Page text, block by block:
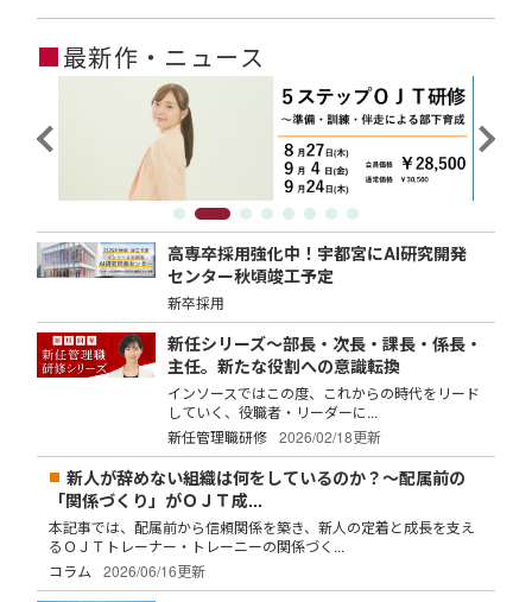
■最新作・ニュース
高専卒採用強化中！宇都宮にAI研究開発
センター秋頃竣工予定
新卒採用
新任シリーズ～部長・次長・課長・係長・
主任。新たな役割への意識転換
インソースではこの度、これからの時代をリード
していく、役職者・リーダーに...
新任管理職研修
2026/02/18更新
新人が辞めない組織は何をしているのか？～配属前の
「関係づくり」がＯＪＴ成...
本記事では、配属前から信頼関係を築き、新人の定着と成長を支え
るＯＪＴトレーナー・トレーニーの関係づく...
コラム
2026/06/16更新